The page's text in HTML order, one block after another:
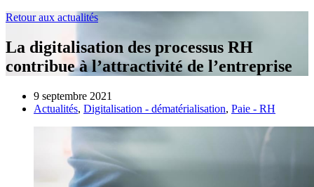
Retour aux actualités
La digitalisation des processus RH
contribue à l’attractivité de l’entreprise
9 septembre 2021
Actualités, Digitalisation - dématérialisation, Paie - RH